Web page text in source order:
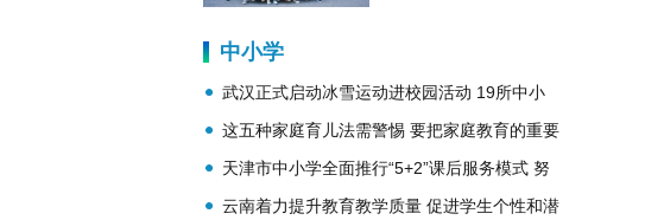
中小学
武汉正式启动冰雪运动进校园活动 19所中小
学开设冰雪运动课
这五种家庭育儿法需警惕 要把家庭教育的重要
性凸显出来
天津市中小学全面推行“5+2”课后服务模式 努
力做到“一校一策”
云南着力提升教育教学质量 促进学生个性和潜